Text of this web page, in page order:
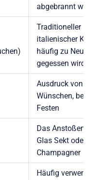
abgebrannt
Traditioneller
italienischer
häufig zu
gegessen wird
Ausdruck von
Wünschen,
Festen
Das Anstoßen
Glas Sekt oder
Champagner
Häufig